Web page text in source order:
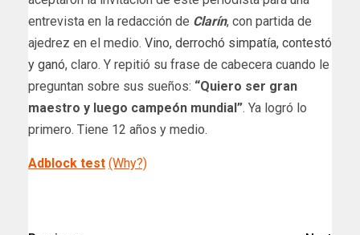
entrevista en la redacción de Clarín, con partida de
ajedrez en el medio. Vino, derrochó simpatía, contestó
y ganó, claro. Y repitió su frase de cabecera cuando le
preguntan sobre sus sueños: “Quiero ser gran
maestro y luego campeón mundial”. Ya logró lo
primero. Tiene 12 años y medio.
Adblock test (Why?)